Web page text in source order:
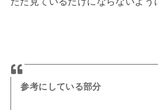
参考にしている部分